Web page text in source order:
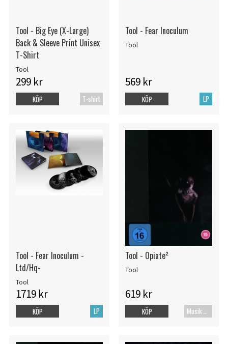
Tool - Big Eye (X-Large)
Back & Sleeve Print Unisex
T-Shirt
Tool
299 kr
T-shirt
KÖP
Tool - Fear Inoculum
Tool
569 kr
LP
KÖP
Tool - Fear Inoculum -
Ltd/Hq-
Tool
1719 kr
LP
KÖP
Tool - Opiate²
Tool
619 kr
Musik Blu-ray
KÖP